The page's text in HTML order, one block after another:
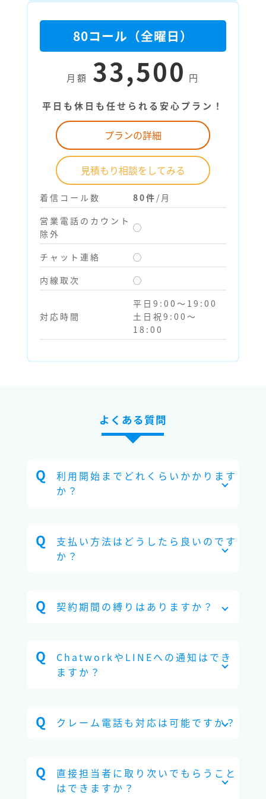
80コール（全曜日）
月額 33,500 円
平日も休日も任せられる安心プラン！
プランの詳細
見積もり相談をしてみる
着信コール数 80件 /月
営業電話のカウント
除外
◯
チャット連絡
◯
内線取次
◯
対応時間
平日9:00～19:00
土日祝9:00～
18:00
よくある質問
利用開始までどれくらいかかります
か？
支払い方法はどうしたら良いのです
か？
契約期間の縛りはありますか？
ChatworkやLINEへの通知はでき
ますか？
クレーム電話も対応は可能ですか？
直接担当者に取り次いでもらうこと
はできますか？